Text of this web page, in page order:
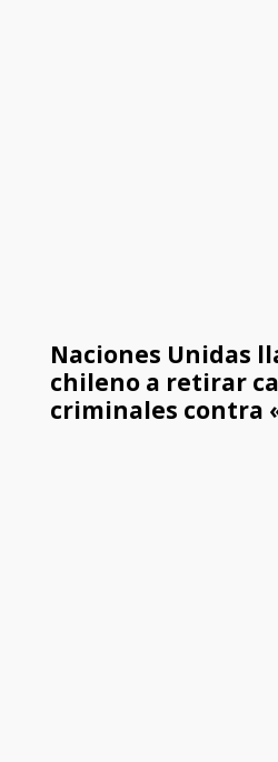
Naciones Unidas
chileno a retirar
criminales contra